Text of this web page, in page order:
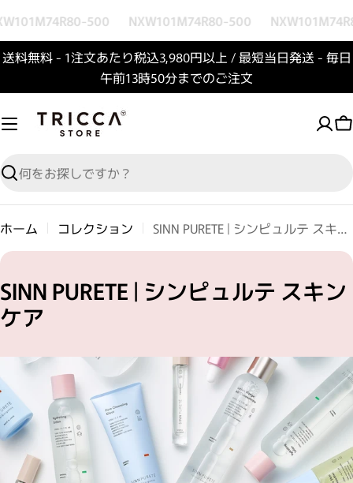
500 NXW101M74R80-500
送料無料 - 1注文あたり税込3,980円以上 / 最短当日発送 - 毎日
午前13時50分までのご注文
検索
ホーム コレクション SINN PURETE | シンピュルテ スキンケア
コレクション:
SINN PURETE | シンピュルテ スキン
ケア